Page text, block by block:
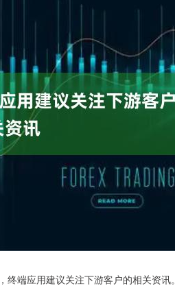
端应用建议关注下游客户的相关资讯。